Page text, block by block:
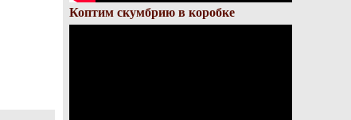
Коптим скумбрию в коробке